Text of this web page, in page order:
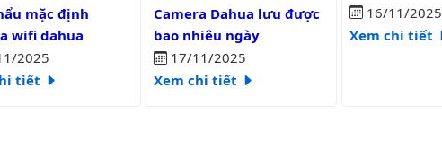
có liên tục?
mặc định camera wifi dahua
mặc định
wifi dahua
2025
tiết
Camera Dahua lưu được bao nhiêu ngày
Camera Dahua lưu được
bao nhiêu ngày
17/11/2025
Xem chi tiết
16/11/2025
Xem chi tiết